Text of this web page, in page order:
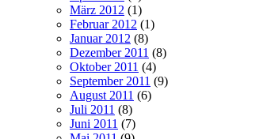
März 2012 (1)
Februar 2012 (1)
Januar 2012 (8)
Dezember 2011 (8)
Oktober 2011 (4)
September 2011 (9)
August 2011 (6)
Juli 2011 (8)
Juni 2011 (7)